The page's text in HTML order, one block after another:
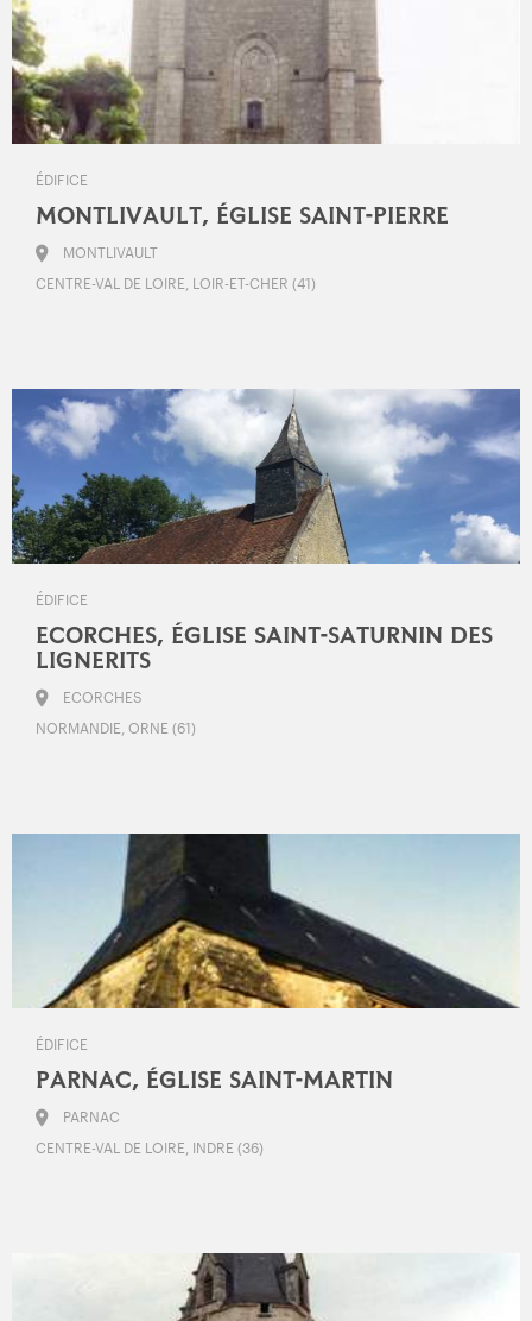
ÉDIFICE
MONTLIVAULT, ÉGLISE SAINT-PIERRE
MONTLIVAULT
CENTRE-VAL DE LOIRE, LOIR-ET-CHER (41)
ÉDIFICE
ECORCHES, ÉGLISE SAINT-SATURNIN DES
LIGNERITS
ECORCHES
NORMANDIE, ORNE (61)
ÉDIFICE
PARNAC, ÉGLISE SAINT-MARTIN
PARNAC
CENTRE-VAL DE LOIRE, INDRE (36)